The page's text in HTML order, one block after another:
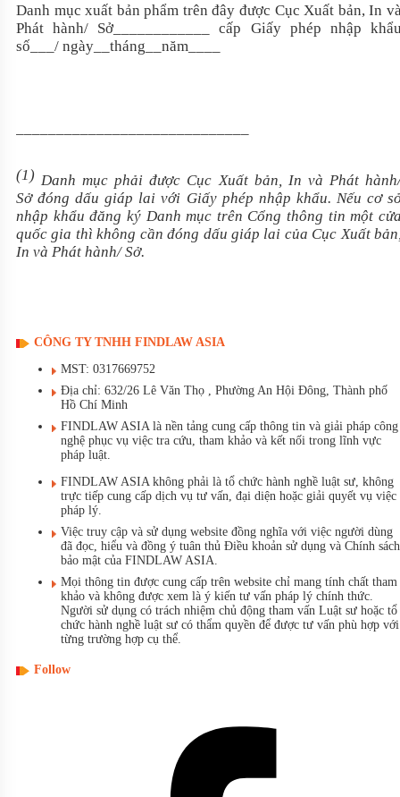
Danh mục xuất bản phẩm trên đây được Cục Xuất bản, In
Phát hành/ Sở____________
cấp Giấy phép nhập
số
/ ngày tháng năm
(1) Danh mục phải được Cục Xuất bản, In và Phát hành
Sởđóng dấu giáp lai với Giấy phép nhập khẩu. Nếu cơ
nhập khẩu đăng ký Danh mục trên Cổng thông tin một
quốc gia thì không cần đóng dấu giáp lai của Cục Xuất
In và Phát hành/ Sở.
CÔNG TY TNHH FINDLAW ASIA
MST: 0317669752
Địa chỉ: 632/26 Lê Văn Thọ , Phường An Hội Đông, Thành phố
Hồ Chí Minh
FINDLAW ASIA là nền tảng cung cấp thông tin và giải pháp công
nghệ phục vụ việc tra cứu, tham khảo và kết nối trong lĩnh vực
pháp luật.
FINDLAW ASIA không phải là tổ chức hành nghề luật sư, không
trực tiếp cung cấp dịch vụ tư vấn, đại diện hoặc giải quyết vụ việc
pháp lý.
Việc truy cập và sử dụng website đồng nghĩa với việc người dùng
đã đọc, hiểu và đồng ý tuân thủ Điều khoản sử dụng và Chính sách
bảo mật của FINDLAW ASIA.
Mọi thông tin được cung cấp trên website chỉ mang tính chất tham
khảo và không được xem là ý kiến tư vấn pháp lý chính thức.
Người sử dụng có trách nhiệm chủ động tham vấn Luật sư hoặc tổ
chức hành nghề luật sư có thẩm quyền để được tư vấn phù hợp với
từng trường hợp cụ thể.
Follow